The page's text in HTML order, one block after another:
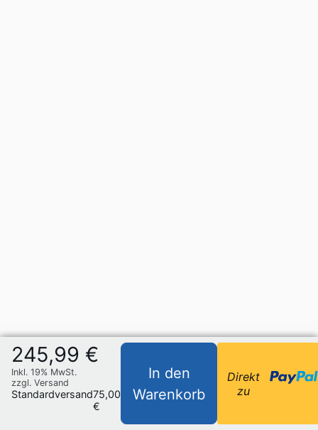
245,99 €
Inkl. 19% MwSt.
zzgl. Versand
Standardversand75,00
€
In den
Warenkorb
Direkt
zu